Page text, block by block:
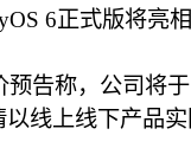
6正式版将亮
告称，公司将于
线上线下产品